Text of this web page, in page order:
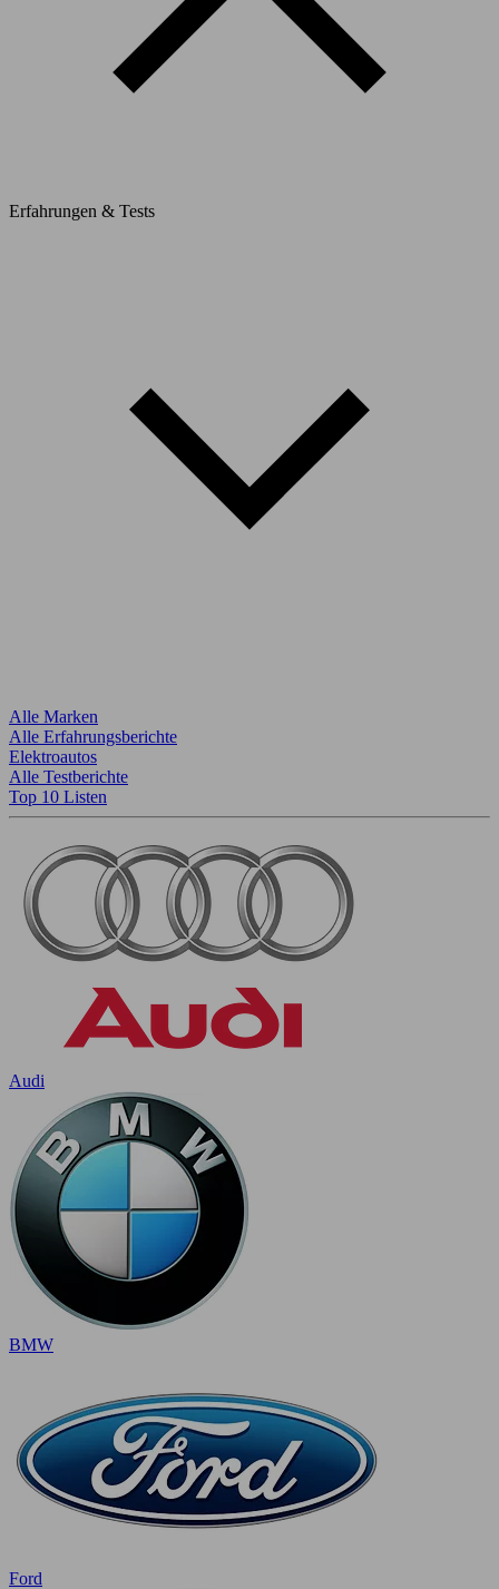
Erfahrungen & Tests
Alle Marken
Alle Erfahrungsberichte
Elektroautos
Alle Testberichte
Top 10 Listen
Audi
BMW
Ford